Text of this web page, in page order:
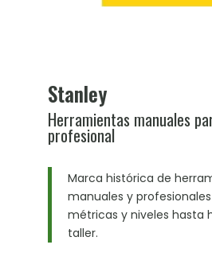
Stanley
Herramientas manuales
profesional
Marca histórica de
manuales y
métricas y niveles hasta
taller.